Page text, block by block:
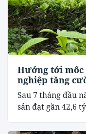
Hướng tới mốc
nghiệp tăng
Sau 7 tháng đầu
sản đạt gần 42,6